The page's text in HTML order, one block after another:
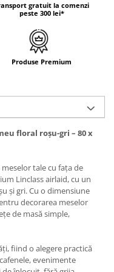
gratuit la comenzi
peste 300 lei*
Produse Premium
floral roșu-gri – 80 x
tale cu fața de
Linclass airlaid, cu un
și gri. Cu o dimensiune
decorarea meselor
de masă simple,
fiind o alegere practică
evenimente